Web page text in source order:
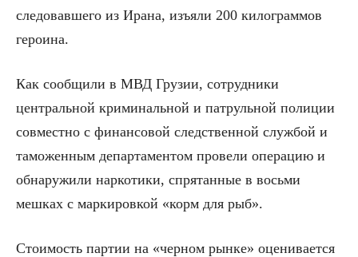
следовавшего из Ирана, изъяли 200 килограммов
героина.
Как сообщили в МВД Грузии, сотрудники
центральной криминальной и патрульной полиции
совместно с финансовой следственной службой и
таможенным департаментом провели операцию и
обнаружили наркотики, спрятанные в восьми
мешках с маркировкой «корм для рыб».
Стоимость партии на «черном рынке» оценивается